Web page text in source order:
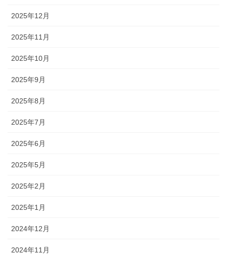
2025年12月
2025年11月
2025年10月
2025年9月
2025年8月
2025年7月
2025年6月
2025年5月
2025年2月
2025年1月
2024年12月
2024年11月